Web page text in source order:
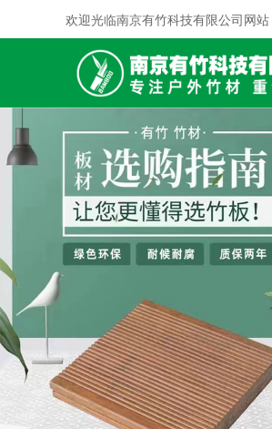
欢迎光临南京有竹科技有限公司网站